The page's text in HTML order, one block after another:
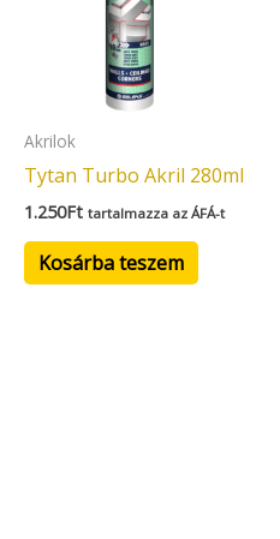
Akrilok
Tytan Turbo Akril 280ml
1.250Ft tartalmazza az ÁFÁ-t
Kosárba teszem